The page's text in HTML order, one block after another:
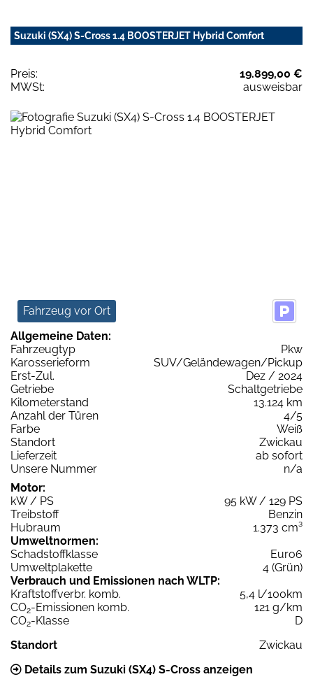
Suzuki (SX4) S-Cross 1.4 BOOSTERJET Hybrid Comfort
Preis:
19.899,00 €
MWSt:
ausweisbar
Fahrzeug vor Ort
Allgemeine Daten:
Fahrzeugtyp
Pkw
Karosserieform
SUV/Geländewagen/Pickup
Erst-Zul.
Dez / 2024
Getriebe
Schaltgetriebe
Kilometerstand
13.124 km
Anzahl der Türen
4/5
Farbe
Weiß
Standort
Zwickau
Lieferzeit
ab sofort
Unsere Nummer
n/a
Motor:
kW / PS
95 kW / 129 PS
Treibstoff
Benzin
Hubraum
1.373 cm³
Umweltnormen:
Schadstoffklasse
Euro6
Umweltplakette
4 (Grün)
Verbrauch und Emissionen nach WLTP:
Kraftstoffverbr. komb.
5,4 l/100km
CO2-Emissionen komb.
121 g/km
CO2-Klasse
D
Standort
Zwickau
Details zum Suzuki (SX4) S-Cross anzeigen